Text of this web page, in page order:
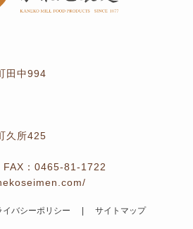
田中994
久所425
：0465-81-1722
イバシーポリシー サイトマップ